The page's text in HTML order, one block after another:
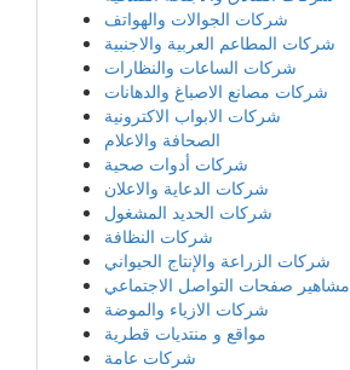
شركات الجوالات والهواتف
شركات المطاعم العربية والاجنبية
شركات الساعات والنظارات
شركات مصانع الاصباغ والدهانات
شركات الابواب الاكترونية
الصحافة والاعلام
شركات أدوات صحية
شركات الدعاية والاعلان
شركات الحديد المشغول
شركات النظافة
شركات الزراعة والإنتاج الحيواني
مشاهير صفحات التواصل الاجتماعي
شركات الازياء والموضة
مواقع و منتديات قطرية
شركات عامة